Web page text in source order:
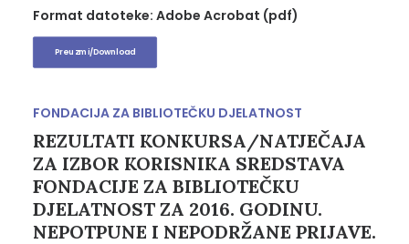
Format datoteke: Adobe Acrobat (pdf)
Preuzmi/Download
FONDACIJA ZA BIBLIOTEČKU DJELATNOST
REZULTATI KONKURSA/NATJEČAJA
ZA IZBOR KORISNIKA SREDSTAVA
FONDACIJE ZA BIBLIOTEČKU
DJELATNOST ZA 2016. GODINU.
NEPOTPUNE I NEPODRŽANE PRIJAVE.